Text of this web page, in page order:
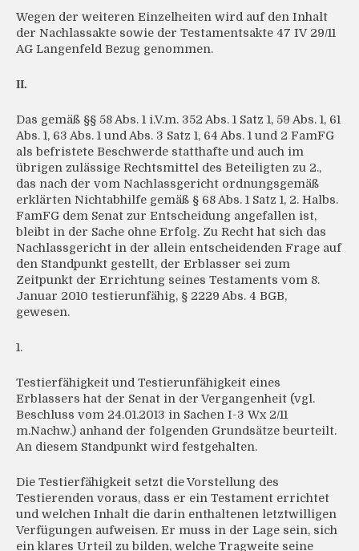
Wegen der weiteren Einzelheiten wird auf den Inhalt
der Nachlassakte sowie der Testamentsakte 47 IV 29/11
AG Langenfeld Bezug genommen.
II.
Das gemäß §§ 58 Abs. 1 i.V.m. 352 Abs. 1 Satz 1, 59 Abs. 1, 61
Abs. 1, 63 Abs. 1 und Abs. 3 Satz 1, 64 Abs. 1 und 2 FamFG
als befristete Beschwerde statthafte und auch im
übrigen zulässige Rechtsmittel des Beteiligten zu 2.,
das nach der vom Nachlassgericht ordnungsgemäß
erklärten Nichtabhilfe gemäß § 68 Abs. 1 Satz 1, 2. Halbs.
FamFG dem Senat zur Entscheidung angefallen ist,
bleibt in der Sache ohne Erfolg. Zu Recht hat sich das
Nachlassgericht in der allein entscheidenden Frage auf
den Standpunkt gestellt, der Erblasser sei zum
Zeitpunkt der Errichtung seines Testaments vom 8.
Januar 2010 testierunfähig, § 2229 Abs. 4 BGB,
gewesen.
1.
Testierfähigkeit und Testierunfähigkeit eines
Erblassers hat der Senat in der Vergangenheit (vgl.
Beschluss vom 24.01.2013 in Sachen I-3 Wx 2/11
m.Nachw.) anhand der folgenden Grundsätze beurteilt.
An diesem Standpunkt wird festgehalten.
Die Testierfähigkeit setzt die Vorstellung des
Testierenden voraus, dass er ein Testament errichtet
und welchen Inhalt die darin enthaltenen letztwilligen
Verfügungen aufweisen. Er muss in der Lage sein, sich
ein klares Urteil zu bilden, welche Tragweite seine